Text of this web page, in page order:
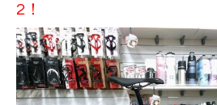
2！